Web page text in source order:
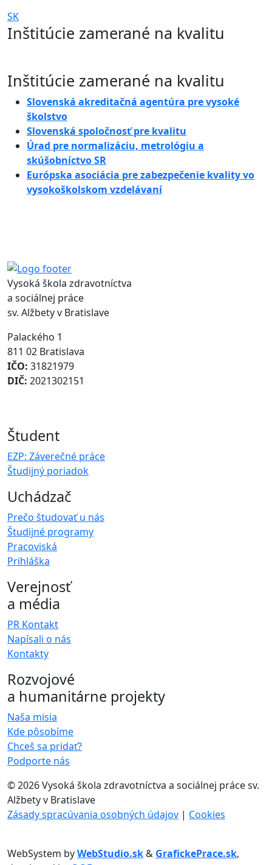
SK
Inštitúcie zamerané na kvalitu
Inštitúcie zamerané na kvalitu
Slovenská akreditačná agentúra pre vysoké
školstvo
Slovenská spoločnosť pre kvalitu
Úrad pre normalizáciu, metrológiu a
skúšobníctvo SR
Európska asociácia pre zabezpečenie kvality vo
vysokoškolskom vzdelávaní
Vysoká škola zdravotníctva
a sociálnej práce
sv. Alžbety v Bratislave
Palackého 1
811 02 Bratislava
IČO: 31821979
DIČ: 2021302151
Študent
EZP: Záverečné práce
Študijný poriadok
Uchádzač
Prečo študovať u nás
Študijné programy
Pracoviská
Prihláška
Verejnosť
a média
PR Kontakt
Napísali o nás
Kontakty
Rozvojové
a humanitárne projekty
Naša misia
Kde pôsobíme
Chceš sa pridať?
Podporte nás
©2026 Vysoká škola zdravotníctva a sociálnej práce sv.
Alžbety v Bratislave
Zásady spracúvania osobných údajov | Cookies
WebSystem byWebStudio.sk& GrafickePrace.sk,